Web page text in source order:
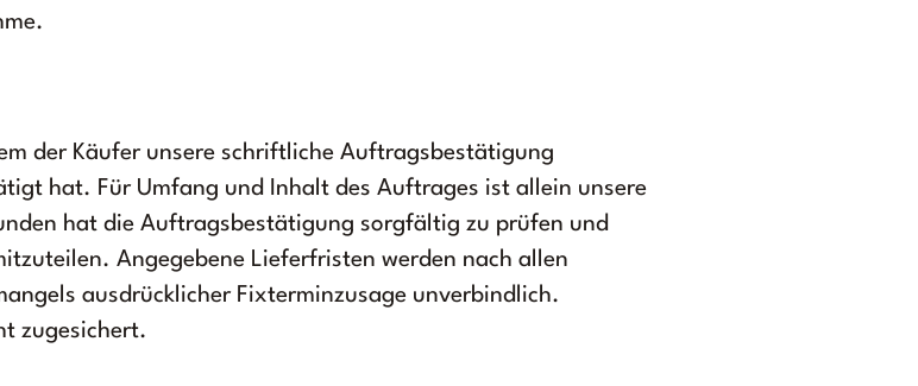
der Käufer unsere schriftliche Auftragsbestätigung
hat. Für Umfang und Inhalt des Auftrages ist allein unsere
hat die Auftragsbestätigung sorgfältig zu prüfen und
Angegebene Lieferfristen werden nach allen
ausdrücklicher Fixterminzusage unverbindlich.
zugesichert.